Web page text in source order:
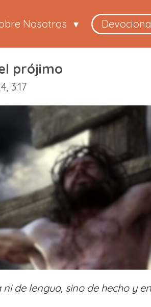
Nosotros
prójimo
3:17
de lengua, sino de hecho y